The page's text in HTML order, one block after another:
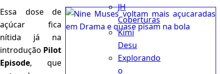
JH
Coberturas
Kimi
Desu
Explorando
o
Essa dose de
açúcar fica
nítida já na
introdução Pilot
Episode, que